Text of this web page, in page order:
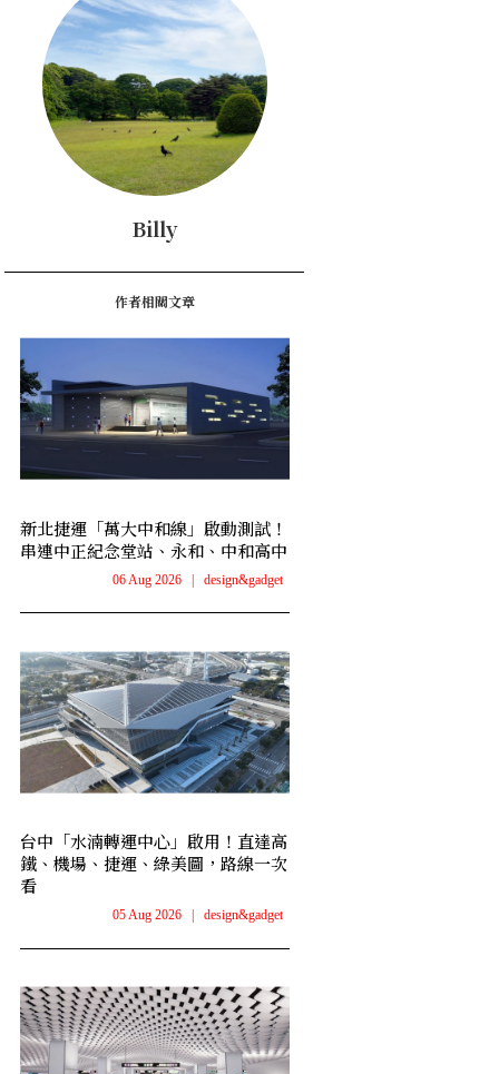
Billy
作者相關文章
新北捷運「萬大中和線」啟動測試！
串連中正紀念堂站、永和、中和高中
06 Aug 2026 | design&gadget
台中「水湳轉運中心」啟用！直達高
鐵、機場、捷運、綠美圖，路線一次
看
05 Aug 2026 design&gadget